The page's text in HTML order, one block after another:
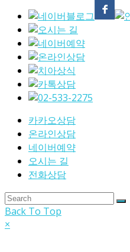
카카오상담
온라인상담
네이버예약
오시는 길
전화상담
Back To Top
×